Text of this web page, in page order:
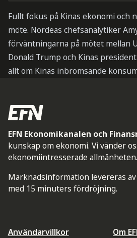
Fullt fokus på Kinas ekonomi och
möte. Nordeas chefsanalytiker
förväntningarna på mötet mellan
Donald Trump och Kinas
allt om Kinas inbromsande
EFN Ekonomikanalen och
kunskap om ekonomi. Vi vänder
ekonomiintresserade allmänheten.
Marknadsinformation levereras
med 15 minuters fördröjning.
Användarvillkor
Om